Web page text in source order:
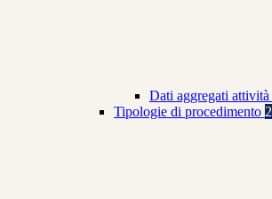
Dati aggregati
Tipologie di procedimento 2